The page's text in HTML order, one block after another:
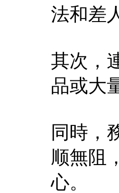
法和差
其次，
品或大
同時，
顺無阻
心。